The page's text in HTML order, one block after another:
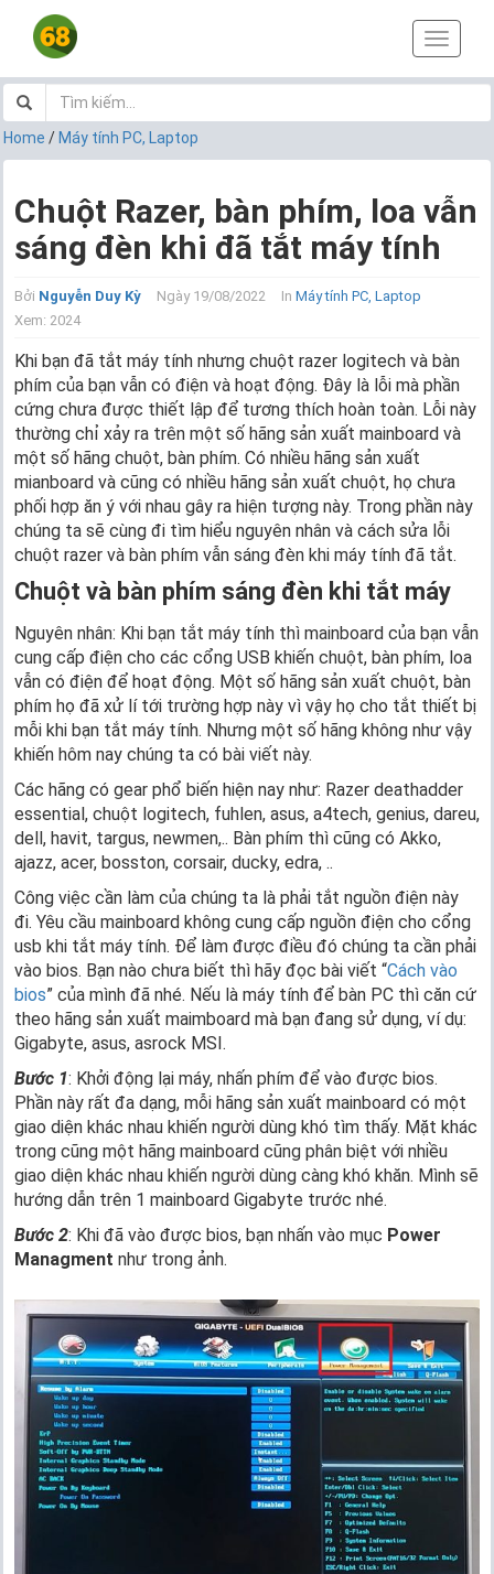
T
o
g
v
i
g
n
Home / Máy tính PC, Laptop
Chuột Razer, bàn phím, loa vẫn
sáng đèn khi đã tắt máy tính
Bởi Nguyễn Duy Kỳ Ngày 19/08/2022 In Máy tính PC, Laptop
Xem: 2024
Khi bạn đã tắt máy tính nhưng chuột razer logitech và bàn
phím của bạn vẫn có điện và hoạt động. Đây là lỗi mà phần
cứng chưa được thiết lập để tương thích hoàn toàn. Lỗi này
thường chỉ xảy ra trên một số hãng sản xuất mainboard và
một số hãng chuột, bàn phím. Có nhiều hãng sản xuất
mianboard và cũng có nhiều hãng sản xuất chuột, họ chưa
phối hợp ăn ý với nhau gây ra hiện tượng này. Trong phần này
chúng ta sẽ cùng đi tìm hiểu nguyên nhân và cách sửa lỗi
chuột razer và bàn phím vẫn sáng đèn khi máy tính đã tắt.
Chuột và bàn phím sáng đèn khi tắt máy
Nguyên nhân: Khi bạn tắt máy tính thì mainboard của bạn vẫn
cung cấp điện cho các cổng USB khiến chuột, bàn phím, loa
vẫn có điện để hoạt động. Một số hãng sản xuất chuột, bàn
phím họ đã xử lí tới trường hợp này vì vậy họ cho tắt thiết bị
mỗi khi bạn tắt máy tính. Nhưng một số hãng không như vậy
khiến hôm nay chúng ta có bài viết này.
Các hãng có gear phổ biến hiện nay như: Razer deathadder
essential, chuột logitech, fuhlen, asus, a4tech, genius, dareu,
dell, havit, targus, newmen,.. Bàn phím thì cũng có Akko,
ajazz, acer, bosston, corsair, ducky, edra, ..
Công việc cần làm của chúng ta là phải tắt nguồn điện này
đi. Yêu cầu mainboard không cung cấp nguồn điện cho cổng
usb khi tắt máy tính. Để làm được điều đó chúng ta cần phải
vào bios. Bạn nào chưa biết thì hãy đọc bài viết “Cách vào
bios” của mình đã nhé. Nếu là máy tính để bàn PC thì căn cứ
theo hãng sản xuất maimboard mà bạn đang sử dụng, ví dụ:
Gigabyte, asus, asrock MSI.
Bước 1: Khởi động lại máy, nhấn phím để vào được bios.
Phần này rất đa dạng, mỗi hãng sản xuất mainboard có một
giao diện khác nhau khiến người dùng khó tìm thấy. Mặt khác
trong cũng một hãng mainboard cũng phân biệt với nhiều
giao diện khác nhau khiến người dùng càng khó khăn. Mình sẽ
hướng dẫn trên 1 mainboard Gigabyte trước nhé.
Bước 2: Khi đã vào được bios, bạn nhấn vào mục Power
Managment như trong ảnh.